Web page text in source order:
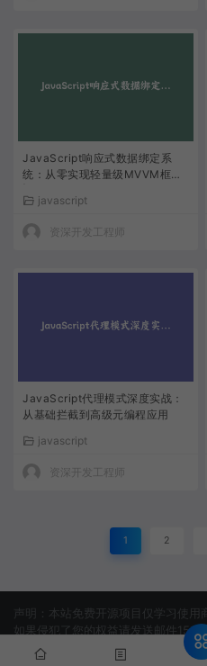
JavaScript响应式数据绑定系
统：从零实现轻量级MVVM框架
javascript
资深开发工程师
JavaScript代理模式深度实战：
从基础拦截到高级元编程应用
javascript
资深开发工程师
1 2
声明：本站免费开源项目仅学习使用
如果侵犯了您的权益请发送邮件
2022 淘吗网 -TAOMAWANG.COM